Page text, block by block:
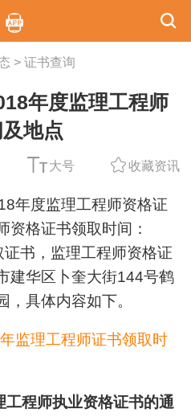
> 证书查询
年度监理工程师
地点
大号 收藏资讯
度监理工程师资格证
资格证书领取时间：
书，监理工程师资格证
建华区卜奎大街144号鹤
，具体内容如下。
监理工程师证书领取时
程师执业资格证书的通